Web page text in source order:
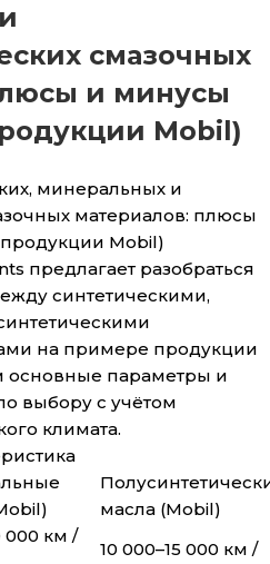
смазочных
и минусы
Mobil)
минеральных и
материалов: плюсы
Mobil)
предлагает разобраться
синтетическими,
на примере продукции
основные параметры и
выбору с учётом
климата.
масла (Mobil)
000 км /
10 000–15 000 км /